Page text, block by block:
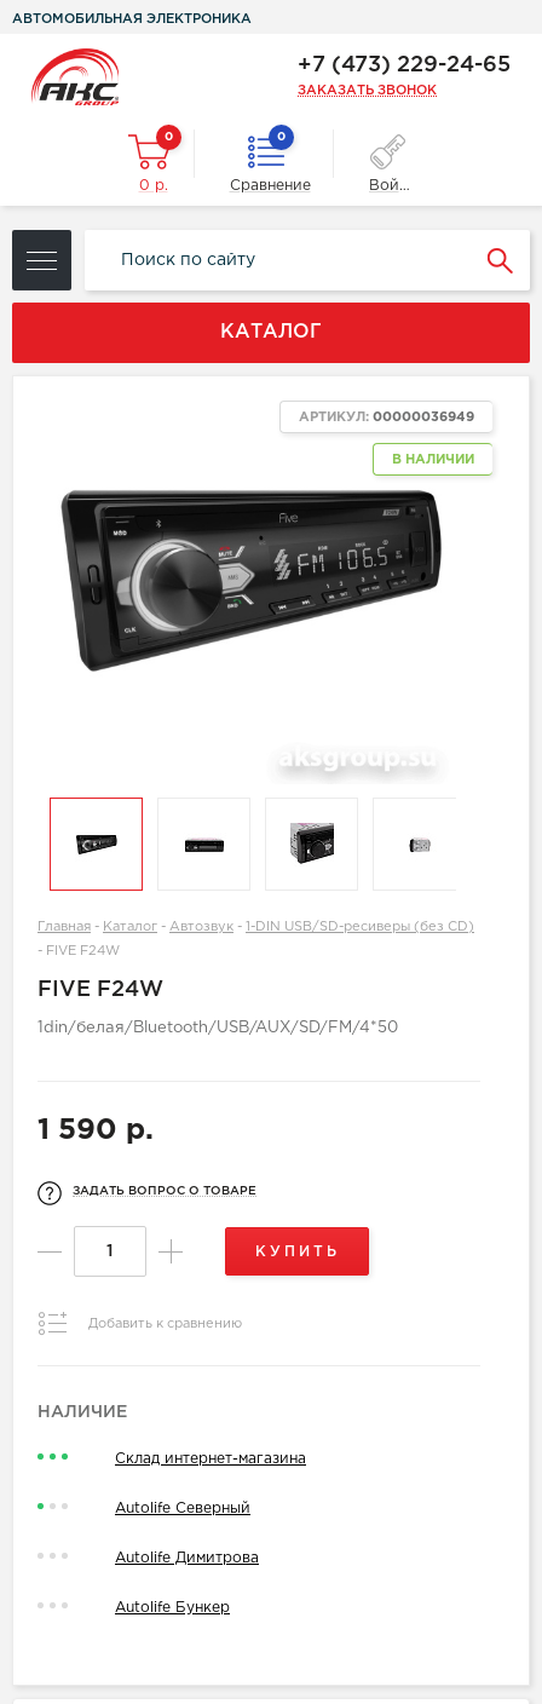
АВТОМОБИЛЬНАЯ ЭЛЕКТРОНИКА
+7 (473) 229-24-65
ЗАКАЗАТЬ ЗВОНОК
0
0 р.
0
Сравнение Войти
КАТАЛОГ
В НАЛИЧИИ
АРТИКУЛ: 00000036949
Главная - Каталог - Автозвук -
1-DIN USB/SD-ресиверы (без CD)
- FIVE F24W
FIVE F24W
1din/белая/Bluetooth/USB/AUX/SD/FM/4*50
1 590 р.
ЗАДАТЬ ВОПРОС О ТОВАРЕ
КУПИТЬ
Добавить к сравнению
НАЛИЧИЕ
Склад интернет-магазина
Autolife Северный
Autolife Димитрова
Autolife Бункер